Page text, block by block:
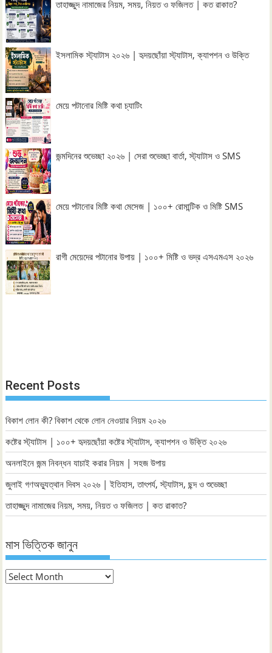
তাহাজ্জুদ নামাজের নিয়ম, সময়, নিয়ত ও ফজিলত | কত রাকাত?
ইসলামিক স্ট্যাটাস ২০২৬ | হৃদয়ছোঁয়া স্ট্যাটাস, ক্যাপশন ও উক্তি
মেয়ে পটানোর মিষ্টি কথা চ্যাটিং
জন্মদিনের শুভেচ্ছা ২০২৬ | সেরা শুভেচ্ছা বার্তা, স্ট্যাটাস ও SMS
মেয়ে পটানোর মিষ্টি কথা মেসেজ | ১০০+ রোমান্টিক ও মিষ্টি SMS
রাগী মেয়েদের পটানোর উপায় | ১০০+ মিষ্টি ও ভদ্র এসএমএস ২০২৬
Recent Posts
বিকাশ লোন কী? বিকাশ থেকে লোন নেওয়ার নিয়ম ২০২৬
কষ্টের স্ট্যাটাস | ১০০+ হৃদয়ছোঁয়া কষ্টের স্ট্যাটাস, ক্যাপশন ও উক্তি ২০২৬
অনলাইনে জন্ম নিবন্ধন যাচাই করার নিয়ম | সহজ উপায়
জুলাই গণঅভ্যুত্থান দিবস ২০২৬ | ইতিহাস, তাৎপর্য, স্ট্যাটাস, ছন্দ ও শুভেচ্ছা
তাহাজ্জুদ নামাজের নিয়ম, সময়, নিয়ত ও ফজিলত | কত রাকাত?
মাস ভিত্তিক জানুন
মাস